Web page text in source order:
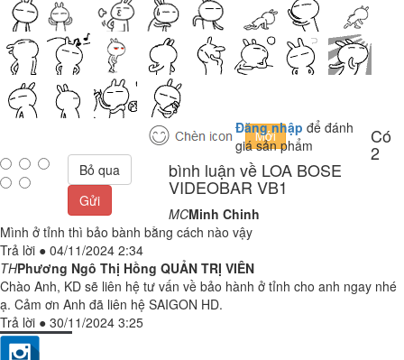
Đăng nhập để đánh
giá sản phẩm
Bỏ qua
Gửi
Có
2
bình luận về LOA BOSE
VIDEOBAR VB1
MCMinh Chinh
Mình ở tỉnh thì bảo bành bằng cách nào vậy
Trả lời ● 04/11/2024 2:34
THPhương Ngô Thị Hồng QUẢN TRỊ VIÊN
Chào Anh, KD sẽ liên hệ tư vấn về bảo hành ở tỉnh cho anh ngay nhé
ạ. Cảm ơn Anh đã liên hệ SAIGON HD.
Trả lời ● 30/11/2024 3:25